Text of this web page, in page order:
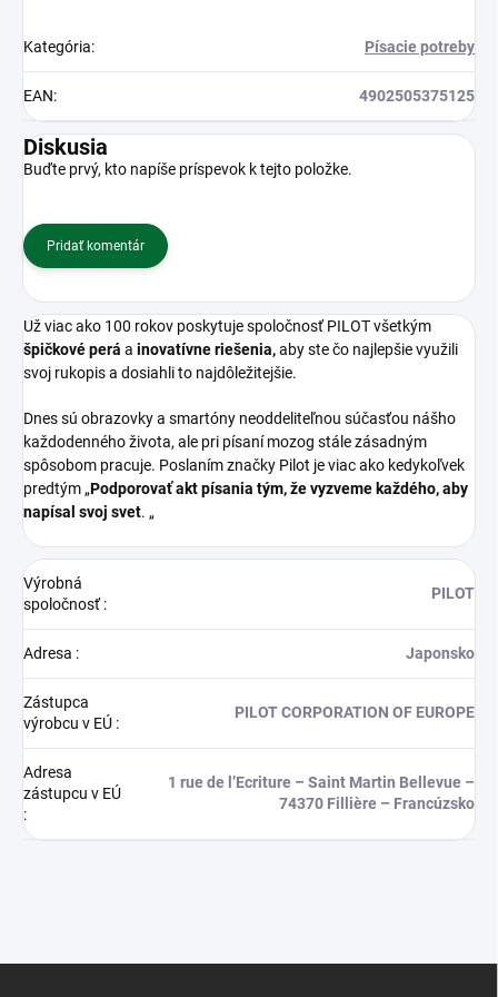
Kategória: Písacie potreby
EAN: 4902505375125
Diskusia
Buďte prvý, kto napíše príspevok k tejto položke.
Pridať komentár
Už viac ako 100 rokov poskytuje spoločnosť PILOT všetkým
špičkové perá a inovatívne riešenia,aby ste čo najlepšie využili
svoj rukopis a dosiahli to najdôležitejšie.
Dnes sú obrazovky a smartóny neoddeliteľnou súčasťou nášho
každodenného života, ale pri písaní mozog stále zásadným
spôsobom pracuje. Poslaním značky Pilot je viac ako kedykoľvek
predtým „Podporovať akt písania tým, že vyzveme každého, aby
napísal svoj svet. „
Výrobná
spoločnosť:
PILOT
Adresa : Japonsko
Zástupca
výrobcu v EÚ :
PILOT CORPORATION OF EUROPE
Adresa
zástupcu v EÚ
:
1 rue de l’Ecriture – Saint Martin Bellevue –
74370 Fillière – Francúzsko